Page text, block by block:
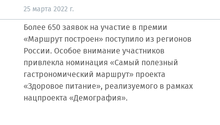
25 марта 2022 г.
Более 650 заявок на участие в премии
«Маршрут построен» поступило из регионов
России. Особое внимание участников
привлекла номинация «Самый полезный
гастрономический маршрут» проекта
«Здоровое питание», реализуемого в рамках
нацпроекта «Демография».